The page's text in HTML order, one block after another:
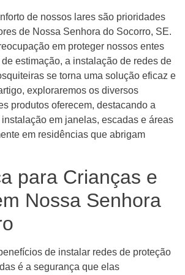
de nossos lares são prioridades
de Nossa Senhora do Socorro, SE.
em proteger nossos entes
estimação, a instalação de redes de
se torna uma solução eficaz e
exploraremos os diversos
produtos oferecem, destacando a
em janelas, escadas e áreas
em residências que abrigam
para Crianças e
Nossa Senhora
de instalar redes de proteção
é a segurança que elas